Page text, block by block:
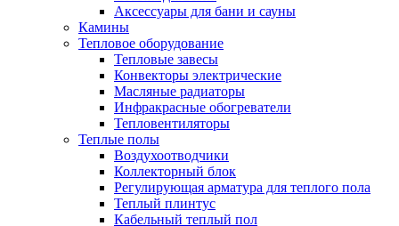
Аксессуары для бани и сауны
Камины
Тепловое оборудование
Тепловые завесы
Конвекторы электрические
Масляные радиаторы
Инфракрасные обогреватели
Тепловентиляторы
Теплые полы
Воздухоотводчики
Коллекторный блок
Регулирующая арматура для теплого пола
Теплый плинтус
Кабельный теплый пол